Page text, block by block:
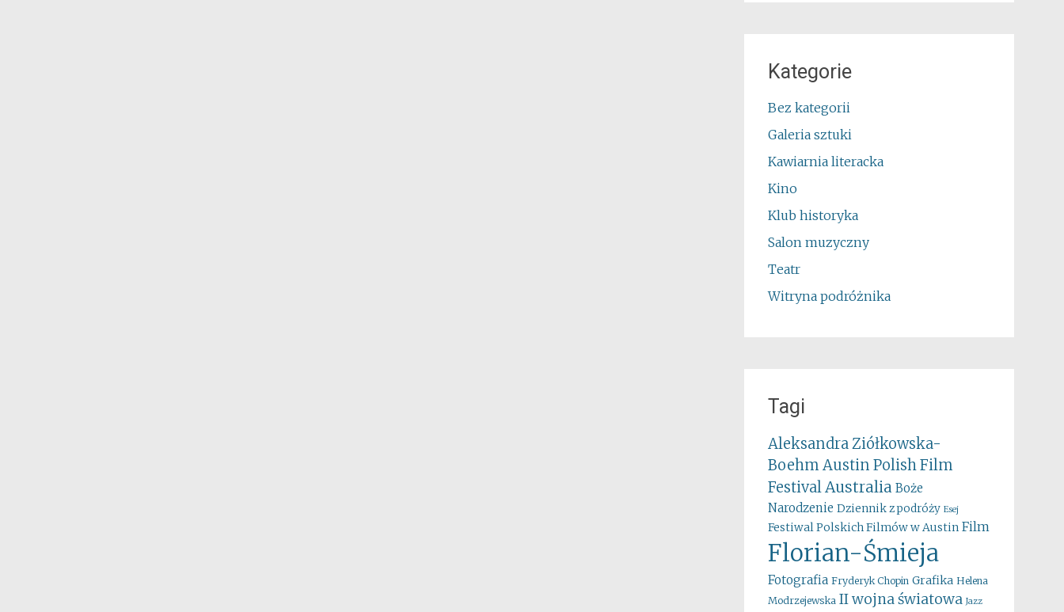
Kategorie
Bez kategorii
Galeria sztuki
Kawiarnia literacka
Kino
Klub historyka
Salon muzyczny
Teatr
Witryna podróżnika
Tagi
Aleksandra Ziółkowska-
Boehm Austin Polish Film
FestivalAustralia Boże
Narodzenie Dziennik z podróży Esej
Festiwal Polskich Filmów w Austin Film
Florian-Śmieja
Fotografia Fryderyk Chopin Grafika Helena
Modrzejewska II wojna światowa Jazz